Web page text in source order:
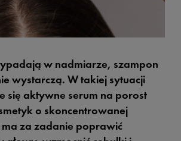
w nadmiarze, szampon
wystarczą. W takiej sytuacji
się aktywne serum na porost
o skoncentrowanej
za zadanie poprawić